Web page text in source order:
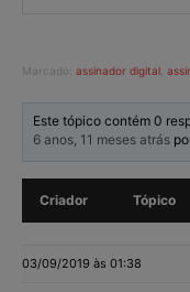
Marcado: assinador digital
Este tópico contém 0
6 anos, 11 meses atrás
Criador Tópico
03/09/2019 às 01:38